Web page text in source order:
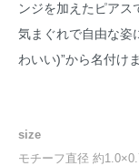
ンジを加えたピアス
気まぐれで自由な姿
わいい)”から名付け
size
モチーフ直径 約